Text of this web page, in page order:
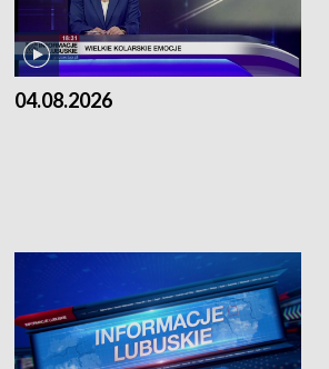
04.08.2026